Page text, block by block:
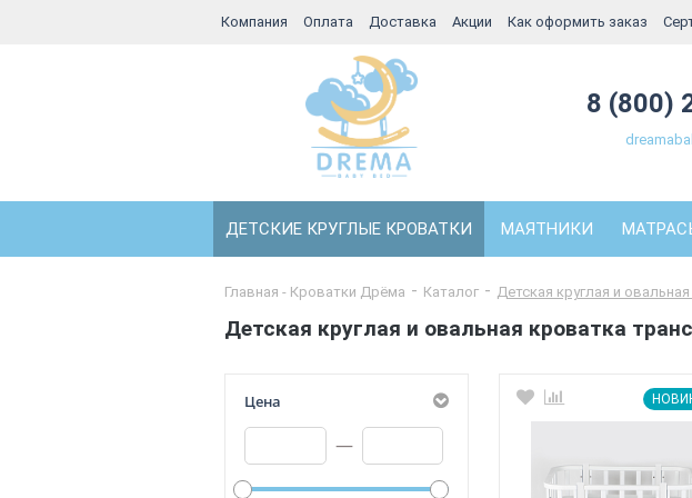
Компания Оплата Доставка Акции Как оформить заказ
8 (800)
ДЕТСКИЕ КРУГЛЫЕ КРОВАТКИ МАЯТНИКИ
Главная - Кроватки Дрёма Каталог Детская круглая и
Детская круглая и овальная кроватка
Цена
—